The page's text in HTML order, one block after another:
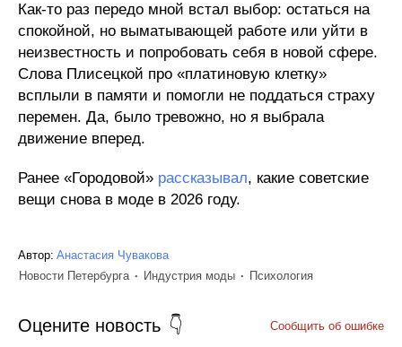
Как‑то раз передо мной встал выбор: остаться на
спокойной, но выматывающей работе или уйти в
неизвестность и попробовать себя в новой сфере.
Слова Плисецкой про «платиновую клетку»
всплыли в памяти и помогли не поддаться страху
перемен. Да, было тревожно, но я выбрала
движение вперед.
Ранее «Городовой» рассказывал, какие советские
вещи снова в моде в 2026 году.
Автор: Анастасия Чувакова
Новости Петербурга
Индустрия моды Психология
Оцените новость Сообщить об ошибке